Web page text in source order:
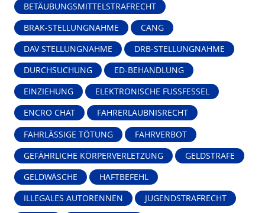
BETÄUBUNGSMITTELSTRAFRECHT
BRAK-STELLUNGNAHME CANG
DAV STELLUNGNAHME DRB-STELLUNGNAHME
DURCHSUCHUNG ED-BEHANDLUNG
EINZIEHUNG ELEKTRONISCHE FUSSFESSEL
ENCRO CHAT FAHRERLAUBNISRECHT
FAHRLÄSSIGE TÖTUNG FAHRVERBOT
GEFÄHRLICHE KÖRPERVERLETZUNG GELDSTRAFE
GELDWÄSCHE HAFTBEFEHL
ILLEGALES AUTORENNEN JUGENDSTRAFRECHT